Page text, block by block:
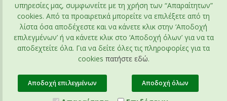
υπηρεσίες μας, συμφωνείτε με τη χρήση των “Απαραίτητων”
cookies. Από τα προαιρετικά μπορείτε να επιλέξετε από τη
λίστα όσα αποδέχεστε και να κάνετε κλικ στην ‘Αποδοχή
επιλεγμένων’ ή να κάνετε κλικ στο ‘Αποδοχή όλων’ για να τα
αποδεχτείτε όλα. Για να δείτε όλες τις πληροφορίες για τα
cookies πατήστε εδώ.
Αποδοχή επιλεγμένων Αποδοχή όλων